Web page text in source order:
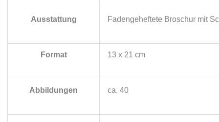
Ausstattung Fadengeheftete Broschur mit
Format 13 x 21 cm
Abbildungen ca. 40